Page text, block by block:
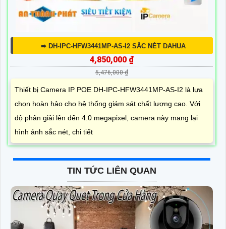
➠ DH-IPC-HFW3441MP-AS-I2 SẮC NÉT DAHUA
4,850,000 ₫
5,476,000 ₫
Thiết bị Camera IP POE DH-IPC-HFW3441MP-AS-I2 là lựa
chọn hoàn hảo cho hệ thống giám sát chất lượng cao. Với
độ phân giải lên đến 4.0 megapixel, camera này mang lại
hình ảnh sắc nét, chi tiết
TIN TỨC LIÊN QUAN